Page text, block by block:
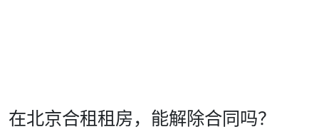
在北京合租租房，能解除合同吗？